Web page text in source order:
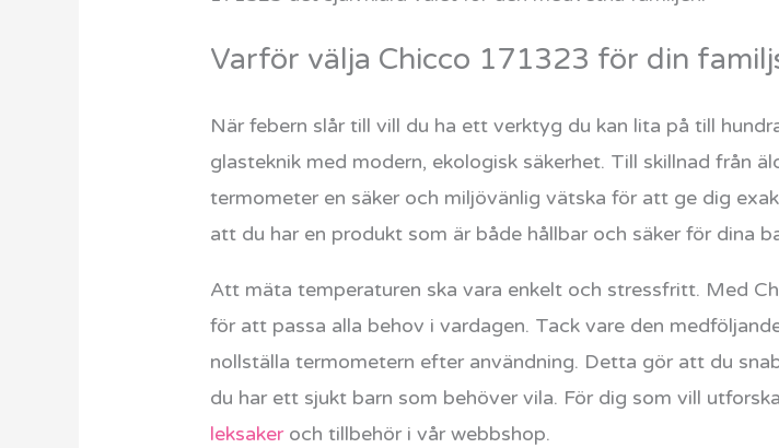
Varför välja Chicco 171323 för din
När febern slår till vill du ha ett verktyg du kan lita på till
glasteknik med modern, ekologisk säkerhet. Till skillnad från
termometer en säker och miljövänlig vätska för att ge dig
att du har en produkt som är både hållbar och säker för dina
Att mäta temperaturen ska vara enkelt och stressfritt. Med
för att passa alla behov i vardagen. Tack vare den
nollställa termometern efter användning. Detta gör att du
du har ett sjukt barn som behöver vila. För dig som vill
leksakeroch tillbehör i vår webbshop.